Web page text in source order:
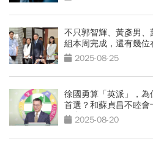
不只郭智輝、黃彥男
組本周完成，還有幾位
2025-08-25
徐國勇算「英派」，
首選？和蘇貞昌不睦
要贏2025-08-20